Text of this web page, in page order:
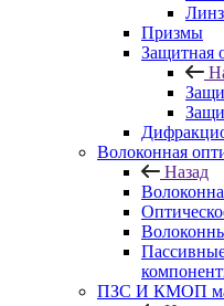
Призмы
Защитная
Волоконная
Назад
ПЗС И КМОП